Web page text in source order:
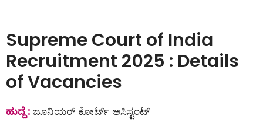
Supreme Court of India
Recruitment 2025 : Details
of Vacancies
ಹುದ್ದೆ : ಜೂನಿಯರ್ ಕೋರ್ಟ್ ಅಸಿಸ್ಟಂಟ್